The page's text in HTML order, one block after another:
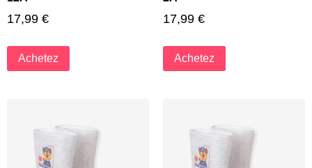
17,99 €
Achetez
17,99 €
Achetez